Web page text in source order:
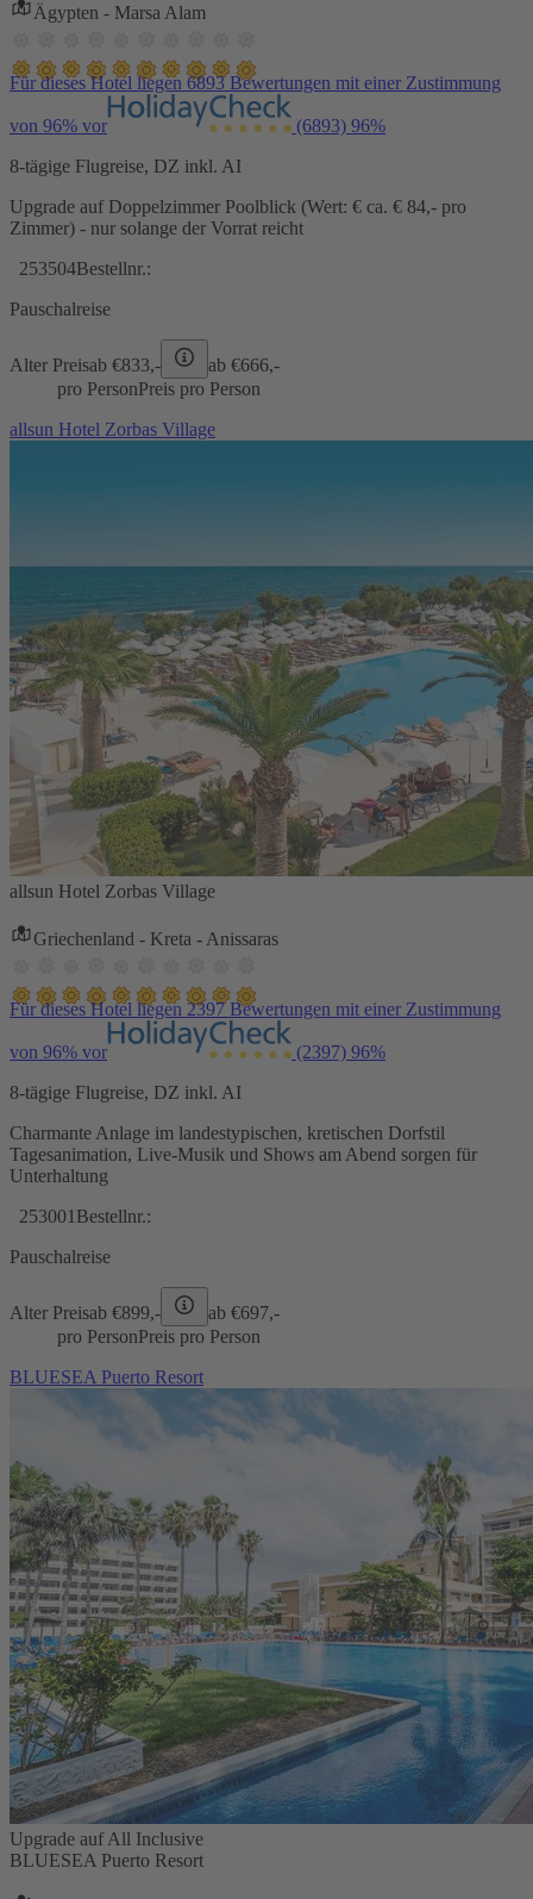
Ägypten - Marsa Alam
Für dieses Hotel liegen 6893 Bewertungen mit einer Zustimmung
von 96% vor (6893) 96%
8-tägige Flugreise, DZ inkl. AI
Upgrade auf Doppelzimmer Poolblick (Wert: € ca. € 84,- pro
Zimmer) - nur solange der Vorrat reicht
253504Bestellnr.:
Pauschalreise
Alter Preisab €833,- ab €666,-
pro PersonPreis pro Person
allsun Hotel Zorbas Village
allsun Hotel Zorbas Village
Griechenland - Kreta - Anissaras
Für dieses Hotel liegen 2397 Bewertungen mit einer Zustimmung
von 96% vor (2397) 96%
8-tägige Flugreise, DZ inkl. AI
Charmante Anlage im landestypischen, kretischen Dorfstil
Tagesanimation, Live-Musik und Shows am Abend sorgen für
Unterhaltung
253001 Bestellnr.:
Pauschalreise
Alter Preisab €899,- ab €697,-
pro PersonPreis pro Person
BLUESEA Puerto Resort
Upgrade auf All Inclusive
BLUESEA Puerto Resort